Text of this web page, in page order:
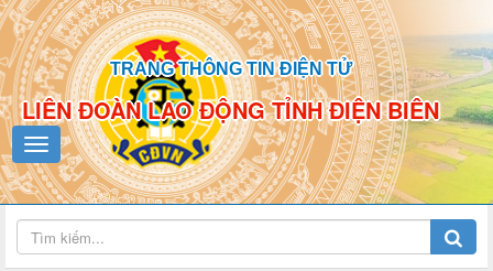
TRANG THÔNG TIN ĐIỆN TỬ
LIÊN ĐOÀN LAO ĐỘNG TỈNH ĐIỆN BIÊN